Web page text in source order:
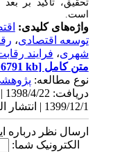
تحقیق، تأکید بر بعد
است.
واژه‌های کلیدی:
توسعه اقتصادی،رقابت‎پذیری شهرها
شهری،فرایند رقابت
متن کامل[PDF 6791 kb]
نوع مطالعه:پژوهشي
1399/12/1 | انتشار الکترونیک: 1399/12/1
ارسال نظر درباره
الکترونیک شما: